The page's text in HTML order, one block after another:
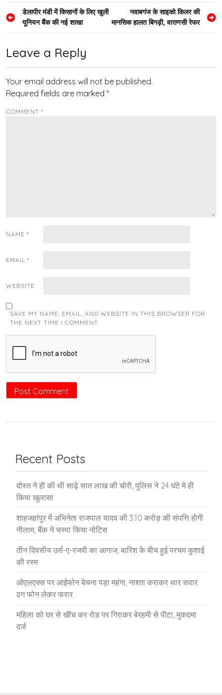
Post
navigation
डेलापीर मंडी में किसानों के लिए खुली
यूनियन बैंक की नई शाखा
नवाबगंज के साइको किलर की
मानसिक हालत बिगड़ी, वाराणसी रेफर
Leave a Reply
Your email address will not be published.
Required fields are marked *
COMMENT *
NAME *
EMAIL *
WEBSITE
SAVE MY NAME, EMAIL, AND WEBSITE IN THIS BROWSER FOR
THE NEXT TIME I COMMENT.
Recent Posts
दोस्त ने ही की थी साढ़े सात लाख की चोरी, पुलिस ने 24 घंटे मे ही
किया खुलासा
शाहजहांपुर में अभिनेता राजपाल यादव की 3.10 करोड़ की संपत्ति होगी
नीलाम, बैंक ने चस्पा किया नोटिस
तीन दिवसीय उर्स-ए-रजवी का आगाज, बारिश के बीच हुई परचम कुशाई
की रस्म
ओएलएक्स पर आईफोन बेचना पड़ा महंगा, नाश्ता कराकर थार सवार
ठग फोन लेकर फरार
महिला को घर से खींच कर रोड पर गिराकर बेरहमी से पीटा, मुकदमा
दर्ज